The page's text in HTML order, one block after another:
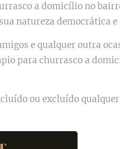
a domicílio no
natureza democrática
e qualquer outra
para churrasco a
ou excluído